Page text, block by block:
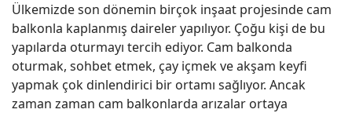
Ülkemizde son dönemin birçok inşaat projesinde cam
balkonla kaplanmış daireler yapılıyor. Çoğu kişi de bu
yapılarda oturmayı tercih ediyor. Cam balkonda
oturmak, sohbet etmek, çay içmek ve akşam keyfi
yapmak çok dinlendirici bir ortamı sağlıyor. Ancak
zaman zaman cam balkonlarda arızalar ortaya